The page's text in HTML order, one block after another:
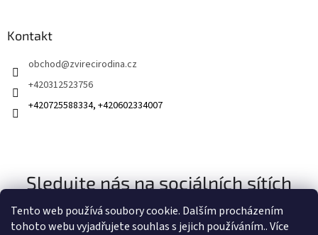
Tento web používá soubory cookie. Dalším procházením
tohoto webu vyjadřujete souhlas s jejich používáním.. Více
Kontakt
obchod@zvirecirodina.cz
+420312523756
+420725588334, +420602334007
Sledujte nás na sociálních sítích